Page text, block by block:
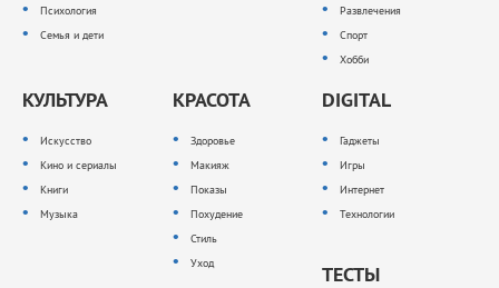
Психология
Семья и дети
Развлечения
Спорт
Хобби
КУЛЬТУРА
Искусство
Кино и сериалы
Книги
Музыка
КРАСОТА
Здоровье
Макияж
Показы
Похудение
Стиль
Уход
DIGITAL
Гаджеты
Игры
Интернет
Технологии
ТЕСТЫ